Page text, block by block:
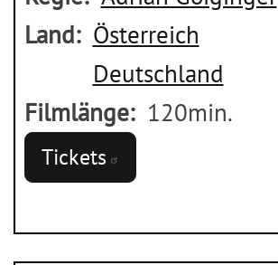
Land
Österreich
Deutschland
Filmlänge
120min.
Tickets